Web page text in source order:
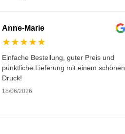
Anne-Marie
★★★★★
Einfache Bestellung, guter Preis und
pünktliche Lieferung mit einem schönen
Druck!
18/06/2026